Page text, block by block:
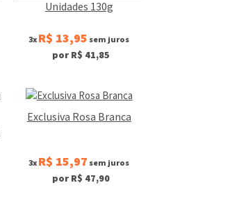
Unidades 130g
3x R$ 13,95 sem juros
por R$ 41,85
Exclusiva Rosa Branca
3x R$ 15,97 sem juros
por R$ 47,90